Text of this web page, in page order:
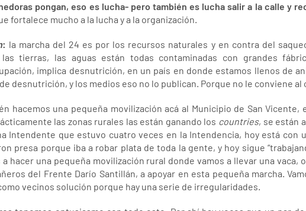
pongan, eso es lucha- pero también es lucha salir a la calle y
fortalece mucho a la lucha y a la organización.
: la marcha del 24 es por los recursos naturales y en contra del
tierras, las aguas están todas contaminadas con grandes
implica desnutrición, en un país en donde estamos llenos de
desnutrición, y los medios eso no lo publican. Porque no le conviene al
hacemos una pequeña movilización acá al Municipio de San
las zonas rurales las están ganando los countries, se están
Intendente que estuvo cuatro veces en la Intendencia, hoy está con
presa porque iba a robar plata de toda la gente, y hoy sigue
a hacer una pequeña movilización rural donde vamos a llevar una vaca,
del Frente Darío Santillán, a apoyar en esta pequeña marcha.
vecinos solución porque hay una serie de irregularidades.